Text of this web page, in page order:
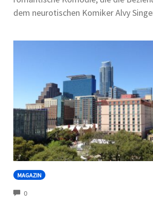
dem neurotischen Komiker Alvy
MAGAZIN
0COMMENTS